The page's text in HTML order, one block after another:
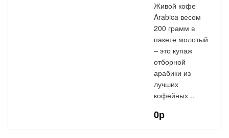
Живой кофе
Arabica весом
200 грамм в
пакете молотый
– это купаж
отборной
арабики из
лучших
кофейных ..
0р